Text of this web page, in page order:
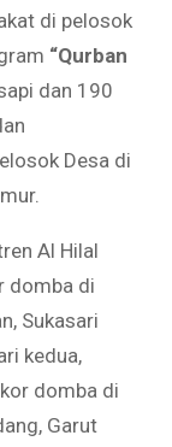
di pelosok
“Qurban
dan 190
Desa di
Al Hilal
domba di
Sukasari
kedua,
domba di
Garut